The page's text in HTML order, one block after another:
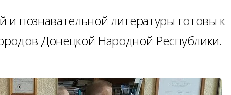
и познавательной литературы готовы к
Донецкой Народной Республики.